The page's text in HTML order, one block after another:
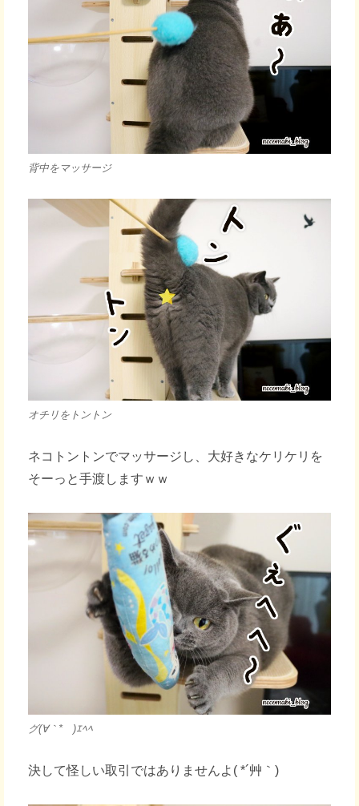
背中をマッサージ
オチリをトントン
ネコトントンでマッサージし、大好きなケリケリを
そーっと手渡しますｗｗ
グ(∀｀*ゞ)ｴﾍﾍ
決して怪しい取引ではありませんよ( *´艸｀)